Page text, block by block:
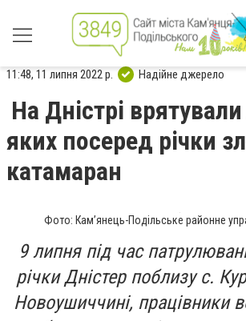
11:48, 11 липня 2022 р. Надійне джерело
На Дністрі
яких посеред річки
катамаран
Фото: Кам’янець-Подільське районне
9 липня під час
річки Дністер поблизу с.
Новоушиччині, працівники